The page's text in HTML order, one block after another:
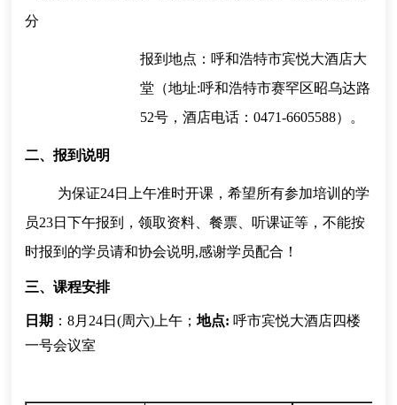
分
报到地点： 呼和浩特市宾悦大酒店大
堂（地址:呼和浩特市赛罕区昭乌达路
52号，酒店电话：0471-6605588）。
二、报到说明
为保证24日上午准时开课，希望所有参加培训的学
员23日下午报到，领取资料、餐票、听课证等，不能按
时报到的学员请和协会说明,感谢学员配合！
三、课程安排
日期 ：8月24日(周六)上午；地点: 呼市宾悦大酒店四楼
一号会议室